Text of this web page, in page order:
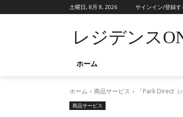
土曜日, 8月 8, 2026 サインイン/登録す
レジデンス
ホーム
ホーム 商品サービス 「Park Direct
商品サービス